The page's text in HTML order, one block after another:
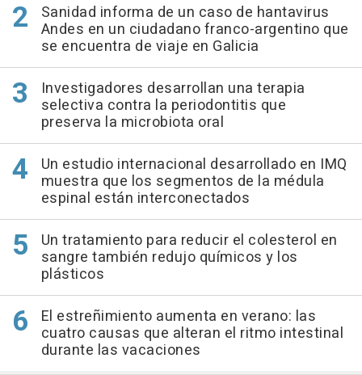
Sanidad informa de un caso de hantavirus
Andes en un ciudadano franco-argentino que
se encuentra de viaje en Galicia
Investigadores desarrollan una terapia
selectiva contra la periodontitis que
preserva la microbiota oral
Un estudio internacional desarrollado en IMQ
muestra que los segmentos de la médula
espinal están interconectados
Un tratamiento para reducir el colesterol en
sangre también redujo químicos y los
plásticos
El estreñimiento aumenta en verano: las
cuatro causas que alteran el ritmo intestinal
durante las vacaciones